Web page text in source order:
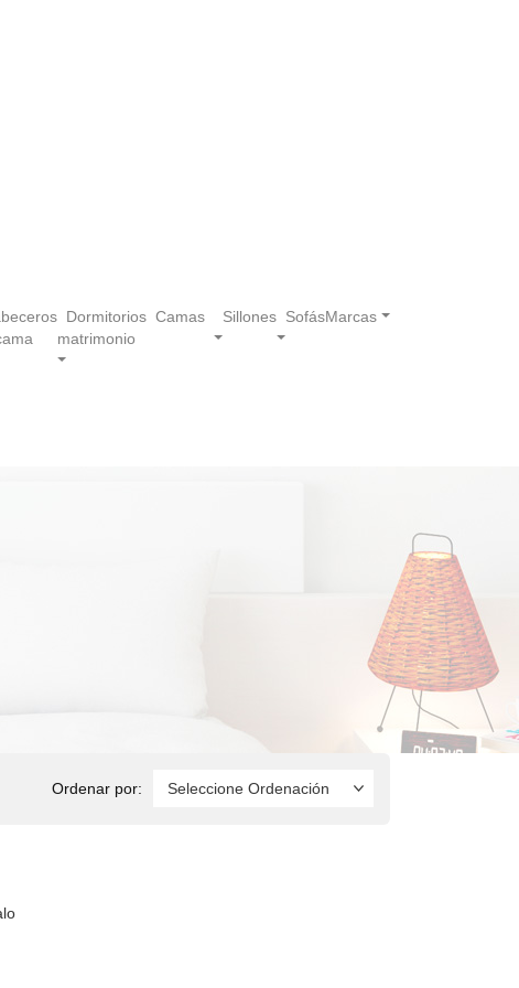
Dormitorios
matrimonio
Camas Sillones SofásMarcas
Ordenar por: